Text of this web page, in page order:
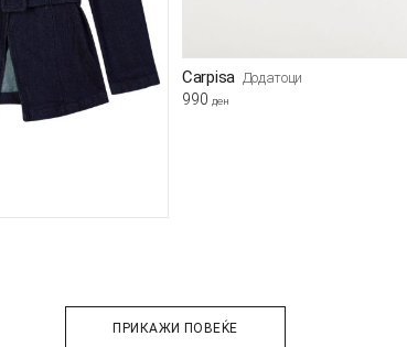
Carpisa Додатоци
990 ден
ПРИКАЖИ ПОВЕЌЕ